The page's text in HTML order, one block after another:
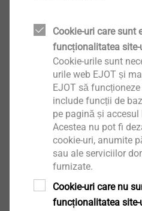
Cookie-uri care sunt
funcționalitatea site-
Cookie-urile sunt
urile web EJOT și
EJOT să
include funcții de
pe pagină și accesul
Acestea nu pot fi
cookie-uri, anumite
sau ale serviciilor
furnizate.
Cookie-uri care nu
funcționalitatea site-